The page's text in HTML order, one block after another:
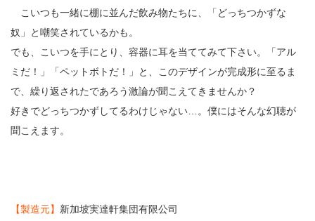
こいつも一緒に棚に並んだ飲み物たちに、「どっちつかずな
奴」と嘲笑されているかも。
でも、こいつを手にとり、容器に耳を当ててみて下さい。「アル
ミだ！」「ペットボトだ！」と、このデザインが完成形に至るま
で、繰り返されたであろう激論が聞こえてきませんか？
好きでどっちつかずしてるわけじゃない…。僕にはそんな幻聴が
聞こえます。
【製造元】 新加坡実達軒集団有限公司